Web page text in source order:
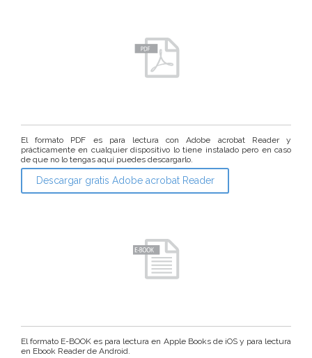
El formato PDF es para lectura con Adobe acrobat Reader y
prácticamente en cualquier dispositivo lo tiene instalado pero en caso
de que no lo tengas aquí puedes descargarlo.
Descargar gratis Adobe acrobat Reader
El formato E-BOOK es para lectura en Apple Books de iOS y para lectura
en Ebook Reader de Android.